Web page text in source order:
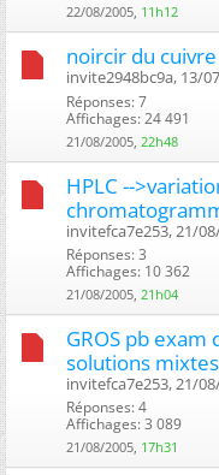
22/08/2005, 11h12
noircir du cuivre
invite2948bc9a, 13/
Réponses: 7
Affichages: 24 491
21/08/2005, 22h48
HPLC --
invitefca7e253, 21/
Réponses: 3
Affichages: 10 362
21/08/2005, 21h04
GROS pb exam
solutions mixtes
invitefca7e253, 21/
Réponses: 4
Affichages: 3 089
21/08/2005, 17h31